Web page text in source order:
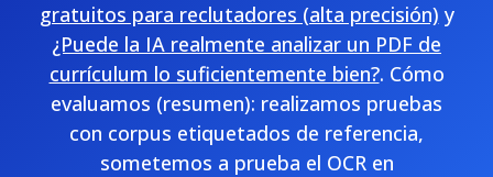
gratuitos para reclutadores (alta precisión) y
¿Puede la IA realmente analizar un PDF de
currículum lo suficientemente bien?. Cómo
evaluamos (resumen): realizamos pruebas
con corpus etiquetados de referencia,
sometemos a prueba el OCR en